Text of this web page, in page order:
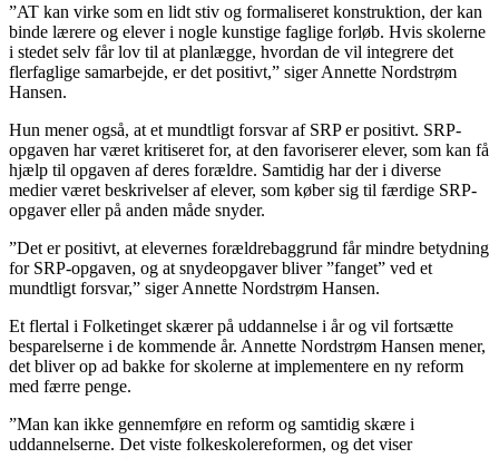
”AT kan virke som en lidt stiv og formaliseret konstruktion, der kan
binde lærere og elever i nogle kunstige faglige forløb. Hvis skolerne
i stedet selv får lov til at planlægge, hvordan de vil integrere det
flerfaglige samarbejde, er det positivt,” siger Annette Nordstrøm
Hansen.
Hun mener også, at et mundtligt forsvar af SRP er positivt. SRP-
opgaven har været kritiseret for, at den favoriserer elever, som kan få
hjælp til opgaven af deres forældre. Samtidig har der i diverse
medier været beskrivelser af elever, som køber sig til færdige SRP-
opgaver eller på anden måde snyder.
”Det er positivt, at elevernes forældrebaggrund får mindre betydning
for SRP-opgaven, og at snydeopgaver bliver ”fanget” ved et
mundtligt forsvar,” siger Annette Nordstrøm Hansen.
Et flertal i Folketinget skærer på uddannelse i år og vil fortsætte
besparelserne i de kommende år. Annette Nordstrøm Hansen mener,
det bliver op ad bakke for skolerne at implementere en ny reform
med færre penge.
”Man kan ikke gennemføre en reform og samtidig skære i
uddannelserne. Det viste folkeskolereformen, og det viser